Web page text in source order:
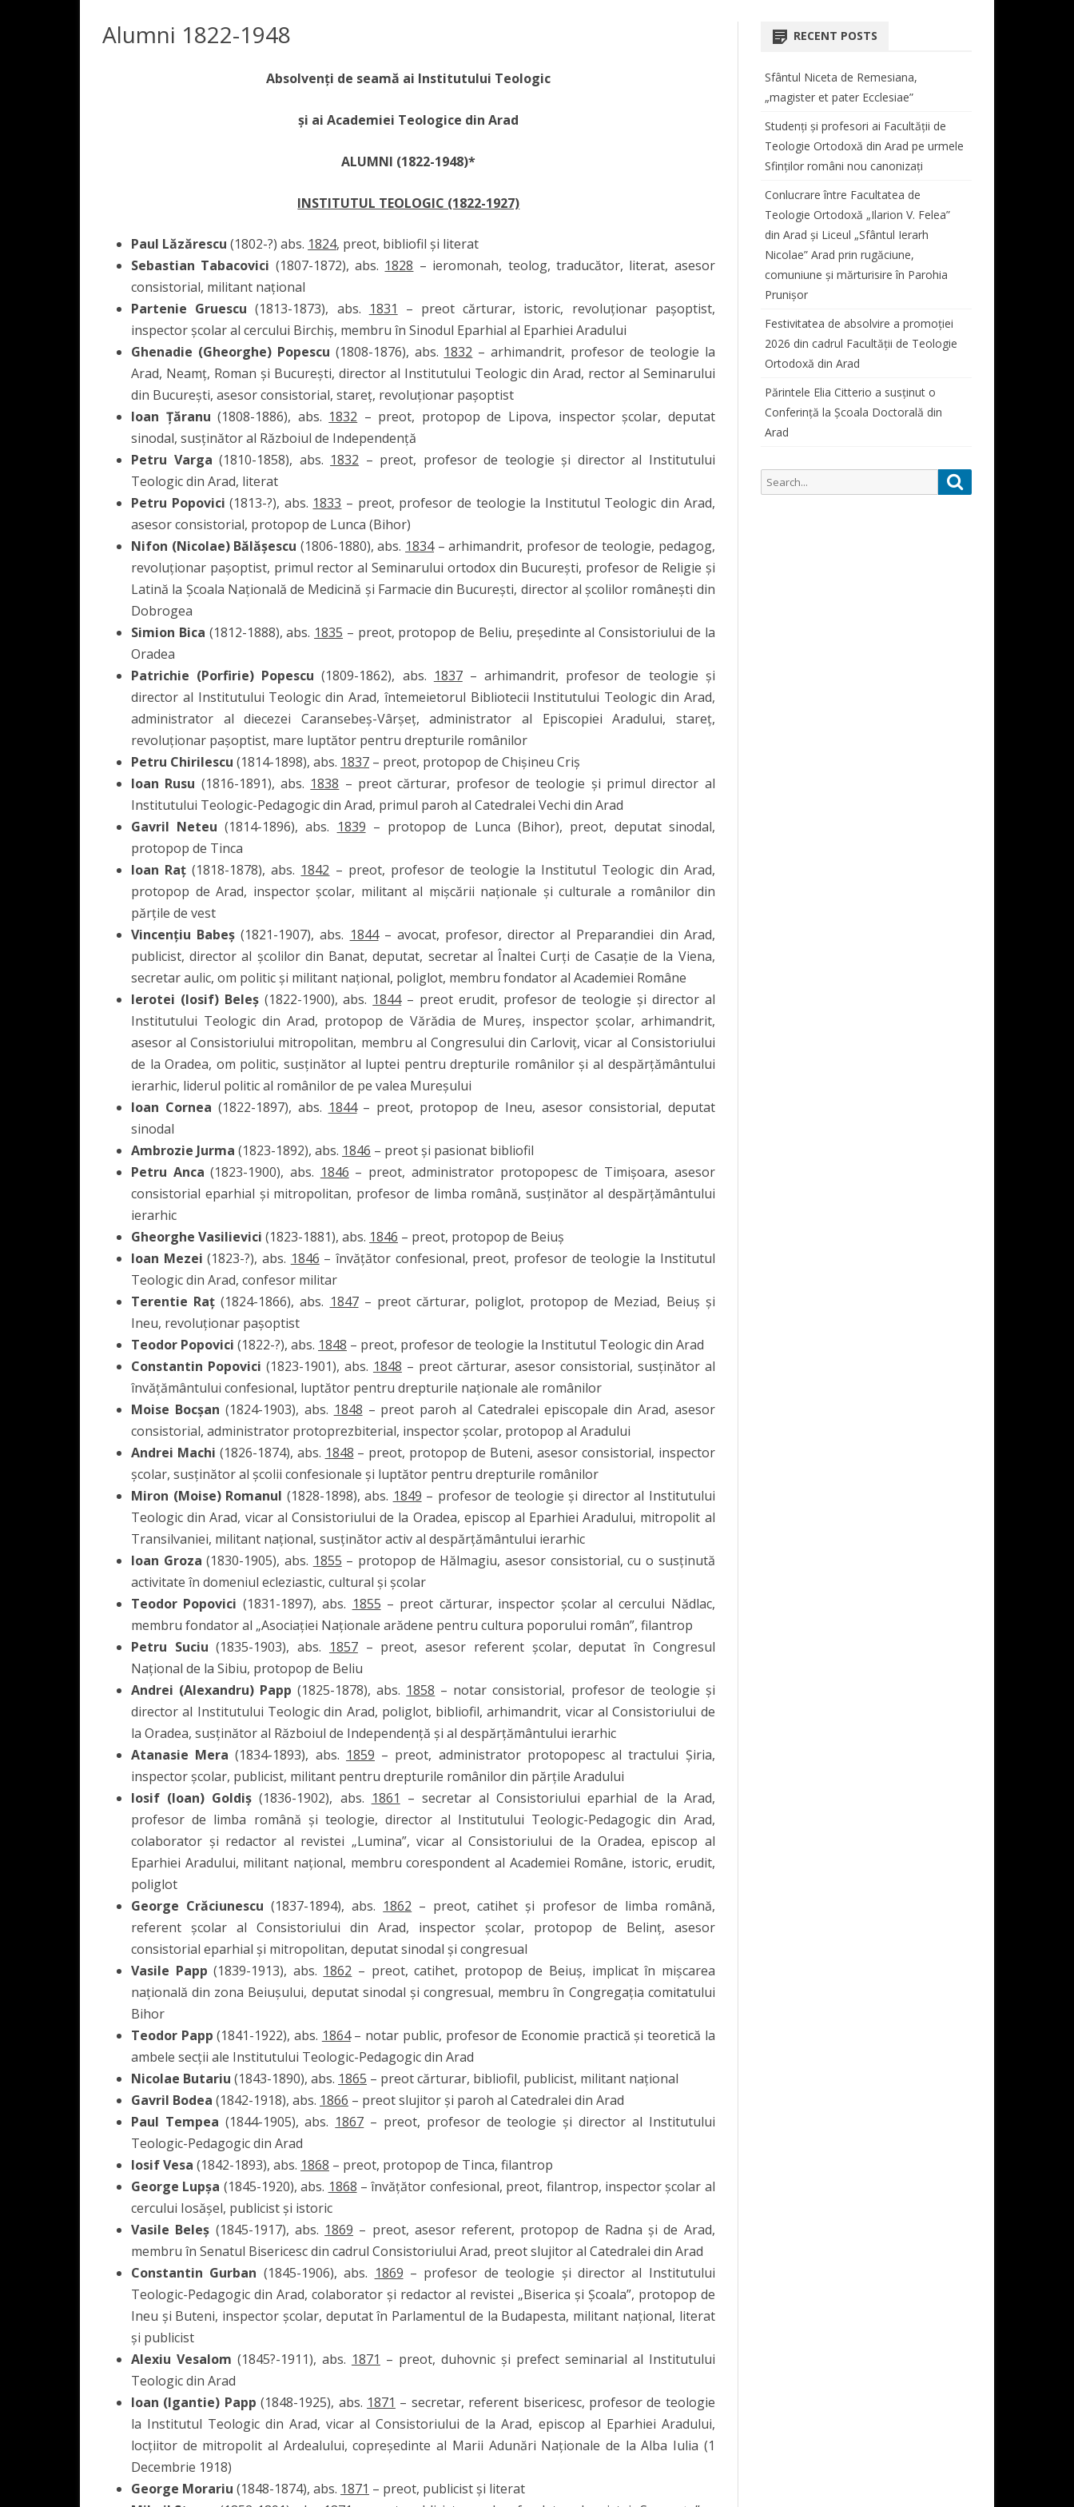
PREZENTAREA FACULTĂȚII
CONSILIUL FACULTĂȚII
CONSILIUL DEPARTAMENTULUI
CADRE DIDACTICE ASOCIATE
REPREZENTARE ÎN SENATUL
DIRECTORII/RECTORII –
ACADEMIEI – FACULTĂȚII
MANAGERIALE
FINALIZARE STUDII LICENȚĂ
FINALIZARE STUDII MASTER
ISTORIA BISERICII ORTODOXE
TEOLOGIE MORALĂ ȘI
TEOLOGIE LITURGICĂ
SIMPOZIOANE
CONFERINȚE
COLECȚIA STUDIA DOCTORALIA
PROGRAMARE EXAMENE
TUTORI DE AN
ANUL II
ANUL IV
BURSE
DUHOVNICESC
CORUL BĂRBĂTESC „ATANASIE
LIPOVAN”
PROGRAM SECRETARIAT
AUDIENȚE AUDIENȚE DECAN
CURSURI
DOCUMENTE STUDENȚI
REVISTA “STUDIA THEOLOGICA
CĂRȚI PROFESORI
Alumni 1822-1948
Absolvenți de seamă ai Institutului Teologic
și ai Academiei Teologice din Arad
ALUMNI (1822-1948)*
INSTITUTUL TEOLOGIC (1822-1927)
Paul Lăzărescu (1802-?) abs. 1824, preot, bibliofil și literat
Sebastian Tabacovici (1807-1872), abs. 1828 – ieromonah, teolog, traducător, literat, asesor
consistorial, militant național
Partenie Gruescu (1813-1873), abs. 1831
– preot cărturar, istoric, revoluționar pașoptist,
inspector școlar al cercului Birchiș, membru în Sinodul Eparhial al Eparhiei Aradului
Ghenadie (Gheorghe) Popescu (1808-1876), abs. 1832 – arhimandrit, profesor de teologie la
Arad, Neamț, Roman și București, director al Institutului Teologic din Arad, rector al Seminarului
din București, asesor consistorial, stareț, revoluționar pașoptist
Ioan Țăranu (1808-1886), abs. 1832 – preot, protopop de Lipova, inspector școlar, deputat
sinodal, susținător al Războiul de Independență
Petru Varga (1810-1858), abs. 1832 – preot, profesor de teologie și director al Institutului
Teologic din Arad, literat
Petru Popovici (1813-?), abs. 1833 – preot, profesor de teologie la Institutul Teologic din Arad,
asesor consistorial, protopop de Lunca (Bihor)
Nifon (Nicolae) Bălășescu (1806-1880), abs. 1834– arhimandrit, profesor de teologie, pedagog,
revoluționar pașoptist, primul rector al Seminarului ortodox din București, profesor de Religie și
Latină la Școala Națională de Medicină și Farmacie din București, director al școlilor românești din
Dobrogea
Simion Bica (1812-1888), abs. 1835 – preot, protopop de Beliu, președinte al Consistoriului de la
Oradea
Patrichie (Porfirie) Popescu (1809-1862), abs. 1837– arhimandrit, profesor de teologie și
director al Institutului Teologic din Arad, întemeietorul Bibliotecii Institutului Teologic din Arad,
administrator al diecezei Caransebeș-Vârșeț, administrator al Episcopiei Aradului, stareț,
revoluționar pașoptist, mare luptător pentru drepturile românilor
Petru Chirilescu (1814-1898), abs. 1837 – preot, protopop de Chișineu Criș
Ioan Rusu (1816-1891), abs. 1838 – preot cărturar, profesor de teologie și primul director al
Institutului Teologic-Pedagogic din Arad, primul paroh al Catedralei Vechi din Arad
Gavril Neteu (1814-1896), abs. 1839 – protopop de Lunca (Bihor), preot, deputat sinodal,
protopop de Tinca
Ioan Raț (1818-1878), abs. 1842 – preot, profesor de teologie la Institutul Teologic din Arad,
protopop de Arad, inspector școlar, militant al mișcării naționale și culturale a românilor din
părțile de vest
Vincențiu Babeș (1821-1907), abs. 1844– avocat, profesor, director al Preparandiei din Arad,
publicist, director al școlilor din Banat, deputat, secretar al Înaltei Curți de Casație de la Viena,
secretar aulic, om politic și militant național, poliglot, membru fondator al Academiei Române
Ierotei (Iosif) Beleș(1822-1900), abs. 1844– preot erudit, profesor de teologie și director al
Institutului Teologic din Arad, protopop de Vărădia de Mureș, inspector școlar, arhimandrit,
asesor al Consistoriului mitropolitan, membru al Congresului din Carloviț, vicar al Consistoriului
de la Oradea, om politic, susținător al luptei pentru drepturile românilor și al despărțământului
ierarhic, liderul politic al românilor de pe valea Mureșului
Ioan Cornea (1822-1897), abs. 1844– preot, protopop de Ineu, asesor consistorial, deputat
sinodal
Ambrozie Jurma (1823-1892), abs. 1846 – preot și pasionat bibliofil
Petru Anca (1823-1900), abs. 1846 – preot, administrator protopopesc de Timișoara, asesor
consistorial eparhial și mitropolitan, profesor de limba română, susținător al despărțământului
ierarhic
Gheorghe Vasilievici (1823-1881), abs. 1846 – preot, protopop de Beiuș
Ioan Mezei (1823-?), abs. 1846 – învățător confesional, preot, profesor de teologie la Institutul
Teologic din Arad, confesor militar
Terentie Raț (1824-1866), abs. 1847– preot cărturar, poliglot, protopop de Meziad, Beiuș și
Ineu, revoluționar pașoptist
Teodor Popovici (1822-?), abs. 1848 – preot, profesor de teologie la Institutul Teologic din Arad
Constantin Popovici (1823-1901), abs. 1848 – preot cărturar, asesor consistorial, susținător al
învățământului confesional, luptător pentru drepturile naționale ale românilor
Moise Bocșan (1824-1903), abs. 1848 – preot paroh al Catedralei episcopale din Arad, asesor
consistorial, administrator protoprezbiterial, inspector școlar, protopop al Aradului
Andrei Machi (1826-1874), abs. 1848 – preot, protopop de Buteni, asesor consistorial, inspector
școlar, susținător al școlii confesionale și luptător pentru drepturile românilor
Miron (Moise) Romanul (1828-1898), abs. 1849 – profesor de teologie și director al Institutului
Teologic din Arad, vicar al Consistoriului de la Oradea, episcop al Eparhiei Aradului, mitropolit al
Transilvaniei, militant național, susținător activ al despărțământului ierarhic
Ioan Groza (1830-1905), abs. 1855 – protopop de Hălmagiu, asesor consistorial, cu o susținută
activitate în domeniul ecleziastic, cultural și școlar
Teodor Popovici (1831-1897), abs. 1855 – preot cărturar, inspector școlar al cercului Nădlac,
membru fondator al „Asociației Naționale arădene pentru cultura poporului român”, filantrop
Petru Suciu (1835-1903), abs. 1857– preot, asesor referent școlar, deputat în Congresul
Național de la Sibiu, protopop de Beliu
Andrei (Alexandru) Papp (1825-1878), abs. 1858 – notar consistorial, profesor de teologie și
director al Institutului Teologic din Arad, poliglot, bibliofil, arhimandrit, vicar al Consistoriului de
la Oradea, susținător al Războiul de Independență și al despărțământului ierarhic
Atanasie Mera (1834-1893), abs. 1859 – preot, administrator protopopesc al tractului Șiria,
inspector școlar, publicist, militant pentru drepturile românilor din părțile Aradului
Iosif (Ioan) Goldiș (1836-1902), abs. 1861 – secretar al Consistoriului eparhial de la Arad,
profesor de limba română și teologie, director al Institutului Teologic-Pedagogic din Arad,
colaborator și redactor al revistei „Lumina”, vicar al Consistoriului de la Oradea, episcop al
Eparhiei Aradului, militant național, membru corespondent al Academiei Române, istoric, erudit,
poliglot
George Crăciunescu (1837-1894), abs. 1862 – preot, catihet și profesor de limba română,
referent școlar al Consistoriului din Arad, inspector școlar, protopop de Belinț, asesor
consistorial eparhial și mitropolitan, deputat sinodal și congresual
Vasile Papp (1839-1913), abs. 1862 – preot, catihet, protopop de Beiuș, implicat în mișcarea
națională din zona Beiușului, deputat sinodal și congresual, membru în Congregația comitatului
Bihor
Teodor Papp (1841-1922), abs. 1864– notar public, profesor de Economie practică și teoretică la
ambele secții ale Institutului Teologic-Pedagogic din Arad
Nicolae Butariu (1843-1890), abs. 1865 – preot cărturar, bibliofil, publicist, militant național
Gavril Bodea (1842-1918), abs. 1866 – preot slujitor și paroh al Catedralei din Arad
Paul Tempea (1844-1905), abs. 1867 – preot, profesor de teologie și director al Institutului
Teologic-Pedagogic din Arad
Iosif Vesa (1842-1893), abs. 1868 – preot, protopop de Tinca, filantrop
George Lupșa (1845-1920), abs. 1868 – învățător confesional, preot, filantrop, inspector școlar al
cercului Iosășel, publicist și istoric
Vasile Beleș (1845-1917), abs. 1869 – preot, asesor referent, protopop de Radna și de Arad,
membru în Senatul Bisericesc din cadrul Consistoriului Arad, preot slujitor al Catedralei din Arad
Constantin Gurban (1845-1906), abs. 1869 – profesor de teologie și director al Institutului
Teologic-Pedagogic din Arad, colaborator și redactor al revistei „Biserica și Școala”, protopop de
Ineu și Buteni, inspector școlar, deputat în Parlamentul de la Budapesta, militant național, literat
și publicist
Alexiu Vesalom (1845?-1911), abs. 1871 – preot, duhovnic și prefect seminarial al Institutului
Teologic din Arad
Ioan (Igantie) Papp (1848-1925), abs. 1871 – secretar, referent bisericesc, profesor de teologie
la Institutul Teologic din Arad, vicar al Consistoriului de la Arad, episcop al Eparhiei Aradului,
locțiitor de mitropolit al Ardealului, copreședinte al Marii Adunări Naționale de la Alba Iulia (1
Decembrie 1918)
George Morariu (1848-1874), abs. 1871 – preot, publicist și literat
RECENT POSTS
Sfântul Niceta de Remesiana,
„magister et pater Ecclesiae”
Studenți și profesori ai Facultății de
Teologie Ortodoxă din Arad pe urmele
Sfinților români nou canonizați
Conlucrare între Facultatea de
Teologie Ortodoxă „Ilarion V. Felea”
din Arad și Liceul „Sfântul Ierarh
Nicolae” Arad prin rugăciune,
comuniune și mărturisire în Parohia
Prunișor
Festivitatea de absolvire a promoției
2026 din cadrul Facultății de Teologie
Ortodoxă din Arad
Părintele Elia Citterio a susținut o
Conferință la Școala Doctorală din
Arad
Search
for: